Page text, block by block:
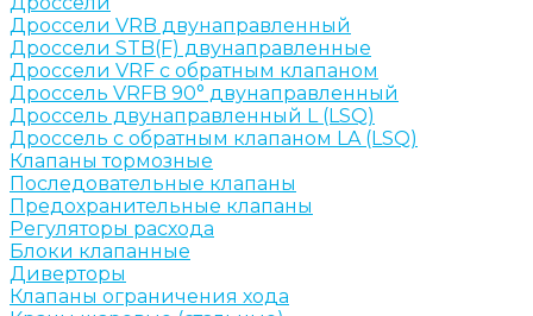
Дроссели VRB двунаправленный
Дроссели STB(F) двунаправленные
Дроссели VRF с обратным клапаном
Дроссель VRFB 90° двунаправленный
Дроссель двунаправленный L (LSQ)
Дроссель с обратным клапаном LA (LSQ)
Клапаны тормозные
Последовательные клапаны
Предохранительные клапаны
Регуляторы расхода
Блоки клапанные
Диверторы
Клапаны ограничения хода